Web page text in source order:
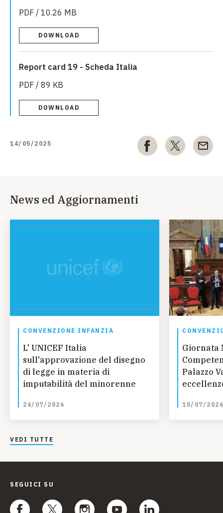
PDF / 10.26 MB
DOWNLOAD
Report card 19 - Scheda Italia
PDF / 89 KB
DOWNLOAD
14/05/2025
News ed Aggiornamenti
CONVENZIONE INFANZIA
L' UNICEF Italia
sull'approvazione del disegno
di legge in materia di
imputabilità del minorenne
24/07/2026
Giornata
Palazzo
15/07/2026
VEDI TUTTE
SEGUICI SU